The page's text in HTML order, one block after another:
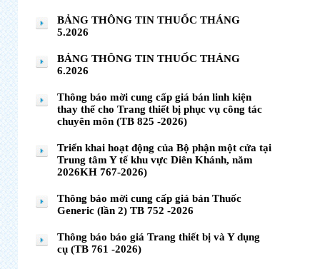
BẢNG THÔNG TIN THUỐC THÁNG
5.2026
BẢNG THÔNG TIN THUỐC THÁNG
6.2026
Thông báo mời cung cấp giá bán linh kiện
thay thế cho Trang thiết bị phục vụ công tác
chuyên môn (TB 825 -2026)
Triển khai hoạt động của Bộ phận một cửa tại
Trung tâm Y tế khu vực Diên Khánh, năm
2026KH 767-2026)
Thông báo mời cung cấp giá bán Thuốc
Generic (lần 2) TB 752 -2026
Thông báo báo giá Trang thiết bị và Y dụng
cụ (TB 761 -2026)